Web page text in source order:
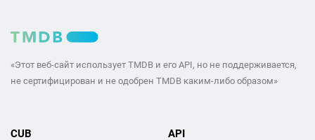
«Этот веб-сайт использует TMDB и его API, но не поддерживается,
не сертифицирован и не одобрен TMDB каким-либо образом»
CUB API